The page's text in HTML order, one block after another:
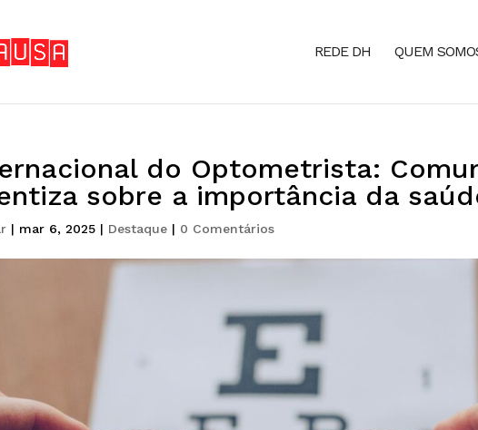
REDE DH QUEM
do Optometrista:
sobre a importância da
| mar 6, 2025 | Destaque | 0 Comentários